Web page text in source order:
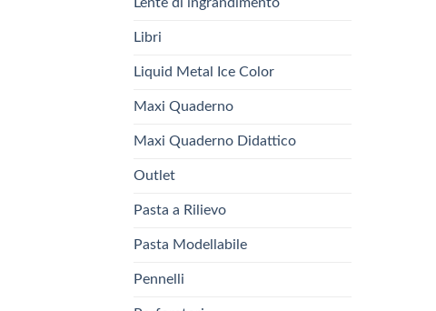
Lente di ingrandimento
Libri
Liquid Metal Ice Color
Maxi Quaderno
Maxi Quaderno Didattico
Outlet
Pasta a Rilievo
Pasta Modellabile
Pennelli